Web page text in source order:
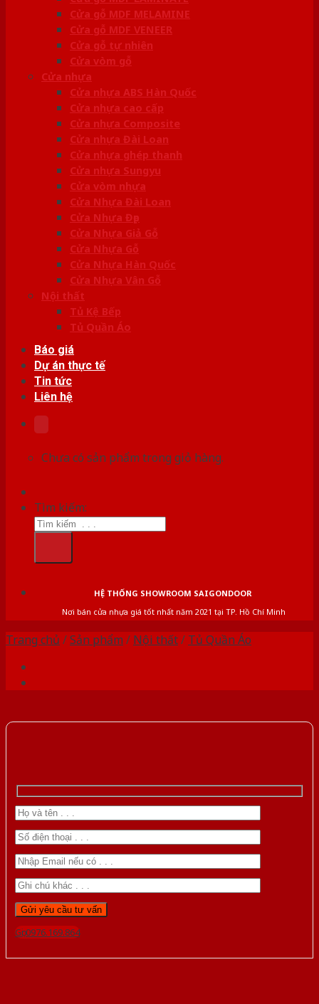
Cửa gỗ MDF MELAMINE
Cửa gỗ MDF VENEER
Cửa gỗ tự nhiên
Cửa vòm gỗ
Cửa nhựa
Cửa nhựa ABS Hàn Quốc
Cửa nhựa cao cấp
Cửa nhựa Composite
Cửa nhựa Đài Loan
Cửa nhựa ghép thanh
Cửa nhựa Sungyu
Cửa vòm nhựa
Cửa Nhựa Đài Loan
Cửa Nhựa Đẹp
Cửa Nhựa Giả Gỗ
Cửa Nhựa Gỗ
Cửa Nhựa Hàn Quốc
Cửa Nhựa Vân Gỗ
Nội thất
Tủ Kệ Bếp
Tủ Quần Áo
Báo giá
Dự án thực tế
Tin tức
Liên hệ
Chưa có sản phẩm trong giỏ hàng.
Tìm kiếm:
HỆ THỐNG SHOWROOM SAIGONDOOR
Nơi bán cửa nhựa giá tốt nhất năm 2021 tại TP. Hồ Chí Minh
Trang chủ /Sản phẩm / Nội thất/ Tủ Quần Áo
Gọi 0976.169.864